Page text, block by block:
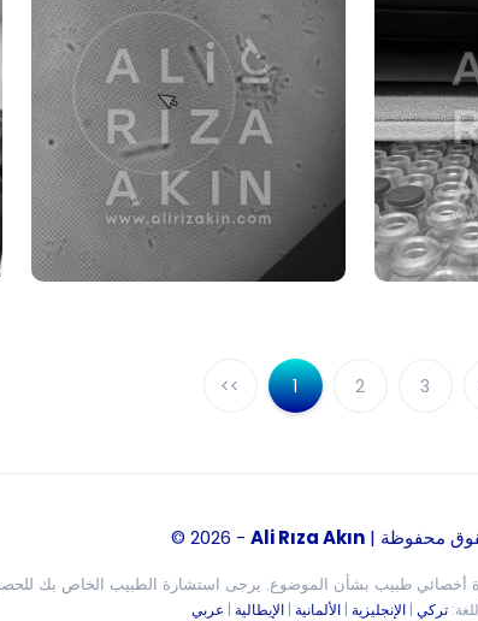
<< 1 2 3
© 2026 - Ali Rıza Akın محفوظة
أخصائي طبيب بشأن الموضوع. يرجى استشارة الطبيب الخاص بك
تركي | الإنجليزية | الألمانية | الإيطالية | عربي